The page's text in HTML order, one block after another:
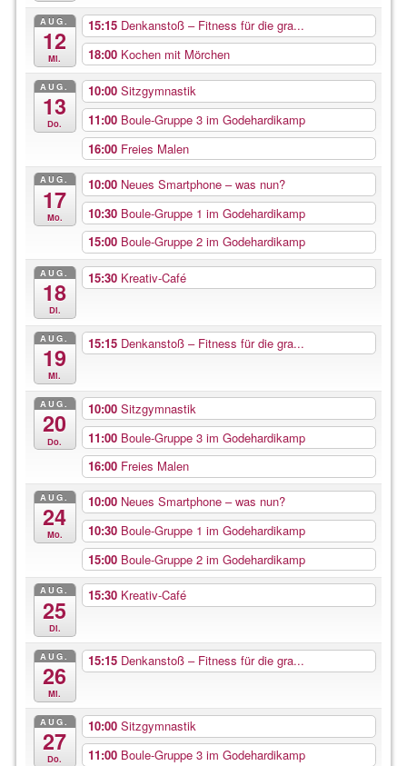
AUG.
12
Mi.
15:15 Denkanstoß – Fitness für die gra...
18:00 Kochen mit Mörchen
AUG.
13
Do.
10:00 Sitzgymnastik
11:00 Boule-Gruppe 3 im Godehardikamp
16:00 Freies Malen
AUG.
17
Mo.
10:00 Neues Smartphone – was nun?
10:30 Boule-Gruppe 1 im Godehardikamp
15:00 Boule-Gruppe 2 im Godehardikamp
AUG.
18
Di.
15:30 Kreativ-Café
AUG.
19
Mi.
15:15 Denkanstoß – Fitness für die gra...
AUG.
20
Do.
10:00 Sitzgymnastik
11:00 Boule-Gruppe 3 im Godehardikamp
16:00 Freies Malen
AUG.
24
Mo.
10:00 Neues Smartphone – was nun?
10:30 Boule-Gruppe 1 im Godehardikamp
15:00 Boule-Gruppe 2 im Godehardikamp
AUG.
25
Di.
15:30 Kreativ-Café
AUG.
26
Mi.
15:15 Denkanstoß – Fitness für die gra...
AUG.
27
Do.
10:00 Sitzgymnastik
11:00 Boule-Gruppe 3 im Godehardikamp